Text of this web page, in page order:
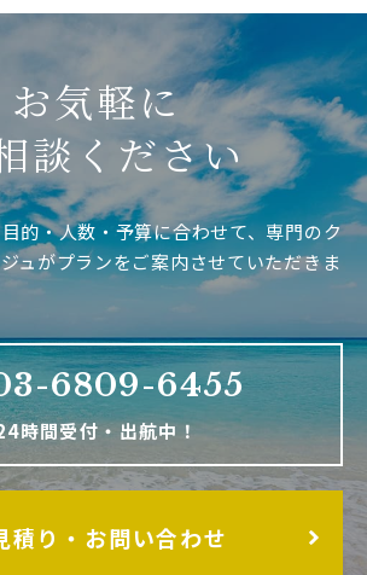
お気軽に
談ください
的・人数・予算に合わせて、専門のク
ュがプランをご案内させていただきま
6809-6455
時間受付・出航中！
積り・お問い合わせ